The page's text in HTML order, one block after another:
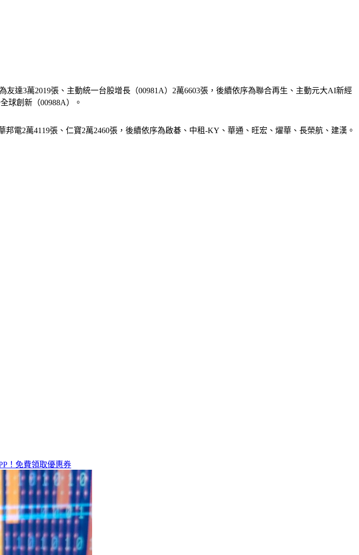
達3萬2019張、主動統一台股增長（00981A）2萬6603張，後續依序為聯合再生、主動元大AI新經
球創新（00988A）。
電2萬4119張、仁寶2萬2460張，後續依序為啟碁、中租-KY、華通、旺宏、燿華、長榮航、建漢。
！免費領取優惠券